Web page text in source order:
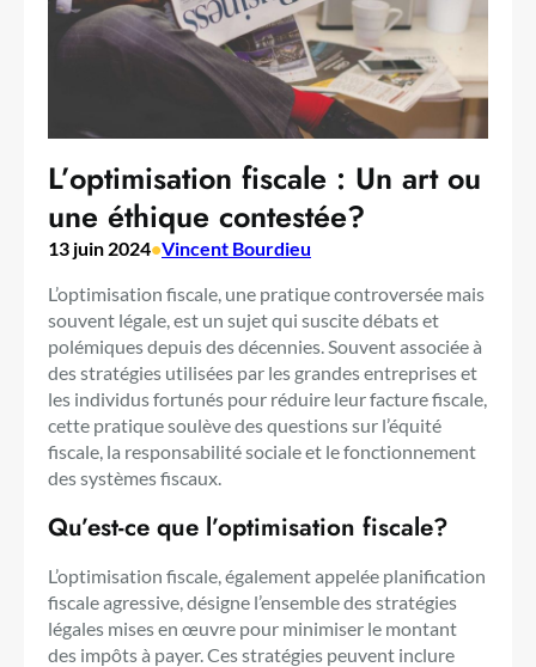
L’optimisation fiscale : Un art ou
une éthique contestée?
13 juin 2024•Vincent Bourdieu
L’optimisation fiscale, une pratique controversée mais
souvent légale, est un sujet qui suscite débats et
polémiques depuis des décennies. Souvent associée à
des stratégies utilisées par les grandes entreprises et
les individus fortunés pour réduire leur facture fiscale,
cette pratique soulève des questions sur l’équité
fiscale, la responsabilité sociale et le fonctionnement
des systèmes fiscaux.
Qu’est-ce que l’optimisation fiscale?
L’optimisation fiscale, également appelée planification
fiscale agressive, désigne l’ensemble des stratégies
légales mises en œuvre pour minimiser le montant
des impôts à payer. Ces stratégies peuvent inclure